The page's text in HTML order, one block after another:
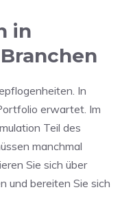
in
In
erwartet. Im
Teil des
manchmal
Sie sich über
und bereiten Sie sich